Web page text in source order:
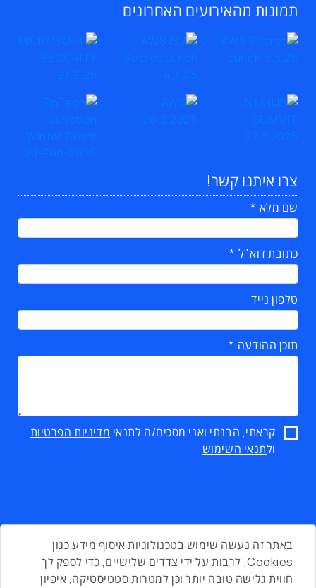
תמונות מהאירועים האחרונים
צרו איתנו קשר!
שם מלא
כתובת דוא"ל
טלפון נייד
תוכן ההודעה
קראתי, הבנתי ואני מסכים/ה לתנאי מדיניות הפרטיות
ולתנאי השימוש
באתר זה נעשה שימוש בטכנולוגיות איסוף מידע כגון
Cookies, לרבות על ידי צדדים שלישיים, כדי לספק לך
חווית גלישה טובה יותר וכן למטרות סטטיסטיקה, איפיון